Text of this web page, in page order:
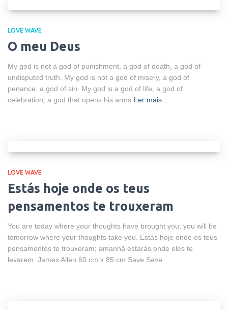
LOVE WAVE
O meu Deus
My god is not a god of punishment, a god of death, a god of
undisputed truth. My god is not a god of misery, a god of
penance, a god of sin. My god is a god of life, a god of
celebration, a god that opens his arms Ler mais…
LOVE WAVE
Estás hoje onde os teus
pensamentos te trouxeram
You are today where your thoughts have brought you; you will be
tomorrow where your thoughts take you. Estás hoje onde os teus
pensamentos te trouxeram; amanhã estarás onde eles te
levarem. James Allen 60 cm x 85 cm Save Save